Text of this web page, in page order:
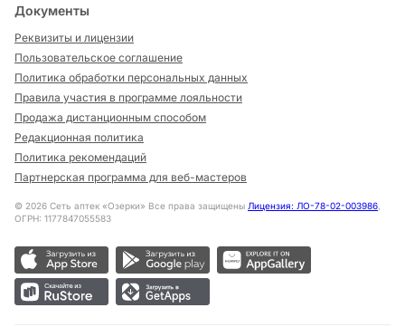
Документы
Реквизиты и лицензии
Пользовательское соглашение
Политика обработки персональных данных
Правила участия в программе лояльности
Продажа дистанционным способом
Редакционная политика
Политика рекомендаций
Партнерская программа для веб-мастеров
© 2026 Сеть аптек «Озерки» Все права защищены Лицензия: ЛО-78-02-003986,
ОГРН: 1177847055583